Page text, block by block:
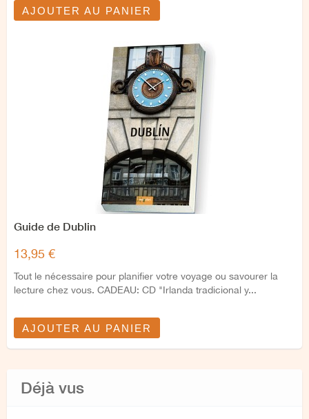
AJOUTER AU PANIER
Guide de Dublin
13,95 €
Tout le nécessaire pour planifier votre voyage ou savourer la
lecture chez vous. CADEAU: CD "Irlanda tradicional y...
AJOUTER AU PANIER
Déjà vus